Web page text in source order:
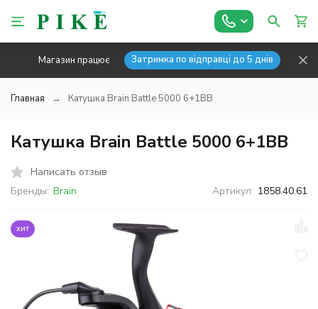
Магазин працює Затримка по відправці до 5 днів
Главная Катушка Brain Battle 5000 6+1BB
Катушка Brain Battle 5000 6+1BB
Написать отзыв
Бренды: Brain Артикул: 1858.40.61
хит